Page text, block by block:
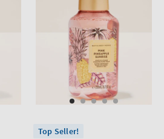
Top Seller!